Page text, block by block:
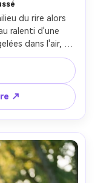
du rire alors
ralenti d'une
dans l'air,
taille haute,
à
prise sur
mise au point
photoréaliste,
AR 4:5
↗